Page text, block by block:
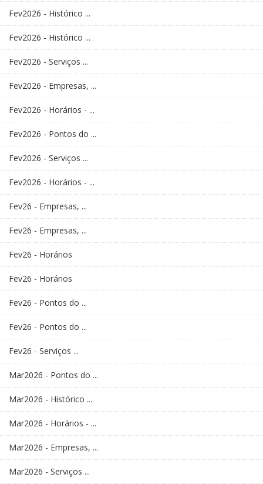
Fev2026 - Histórico ...
Fev2026 - Histórico ...
Fev2026 - Serviços ...
Fev2026 - Empresas, ...
Fev2026 - Horários - ...
Fev2026 - Pontos do ...
Fev2026 - Serviços ...
Fev2026 - Horários - ...
Fev26 - Empresas, ...
Fev26 - Empresas, ...
Fev26 - Horários
Fev26 - Horários
Fev26 - Pontos do ...
Fev26 - Pontos do ...
Fev26 - Serviços ...
Mar2026 - Pontos do ...
Mar2026 - Histórico ...
Mar2026 - Horários - ...
Mar2026 - Empresas, ...
Mar2026 - Serviços ...